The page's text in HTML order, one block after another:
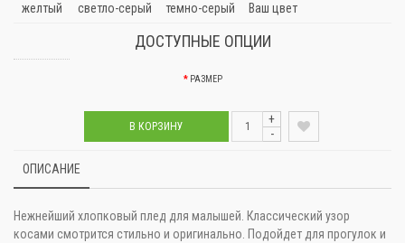
желтый светло-серый темно-серый Ваш цвет
ДОСТУПНЫЕ ОПЦИИ
РАЗМЕР
В КОРЗИНУ
+
-
ОПИСАНИЕ
Нежнейший хлопковый плед для малышей. Классический узор
косами смотрится стильно и оригинально. Подойдет для прогулок и